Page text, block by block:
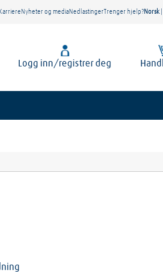
KarriereNyheter og mediaNedlastingerTrenger hjelp?Norsk
Logg inn/registrer deg